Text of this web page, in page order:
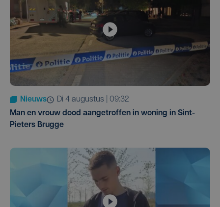
Nieuws
di 4 augustus | 09:32
Man en vrouw dood aangetroffen in woning in Sint-
Pieters Brugge